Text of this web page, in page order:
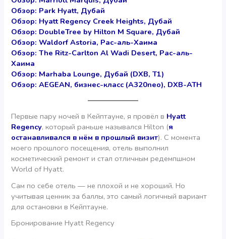
Обзор: Park Hyatt, Дубай
Обзор: Hyatt Regency Creek Heights, Дубай
Обзор: DoubleTree by Hilton M Square, Дубай
Обзор: Waldorf Astoria, Рас-аль-Хаима
Обзор: The Ritz-Carlton Al Wadi Desert, Рас-аль-
Хаима
Обзор: Marhaba Lounge, Дубай (DXB, T1)
Обзор: AEGEAN, бизнес-класс (А320neo), DXB-ATH
Первые пару ночей в Кейптауне, я провёл в Hyatt
Regency, который раньше назывался Hilton (я
останавливался в нём в прошлый визит). С момента
моего прошлого посещения, отель выполнил
косметический ремонт и стал отличным редемпшном
World of Hyatt.
Сам по себе отель — не плохой и не хороший. Но
учитывая ценник за баллы, это самый логичный вариант
для остановки в Кейптауне.
Бронирование Hyatt Regency